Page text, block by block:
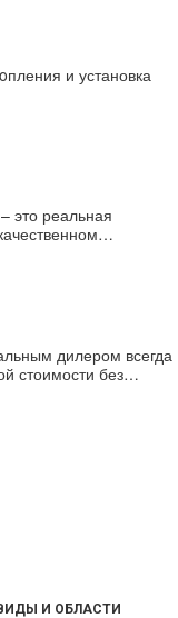
и установка
это реальная
дилером всегда
стоимости без…
И ОБЛАСТИ